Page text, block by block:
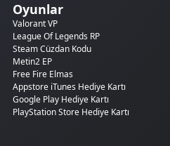
Oyunlar
Valorant VP
League Of Legends RP
Steam Cüzdan Kodu
Metin2 EP
Free Fire Elmas
Appstore iTunes Hediye Kartı
Google Play Hediye Kartı
PlayStation Store Hediye Kartı